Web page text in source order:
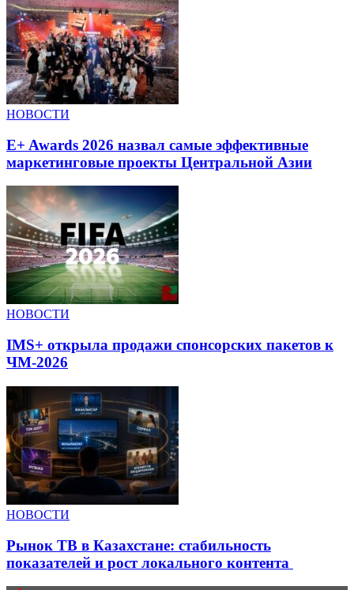
НОВОСТИ
E+ Awards 2026 назвал самые эффективные
маркетинговые проекты Центральной Азии
НОВОСТИ
IMS+ открыла продажи спонсорских пакетов к
ЧМ-2026
НОВОСТИ
Рынок ТВ в Казахстане: стабильность
показателей и рост локального контента